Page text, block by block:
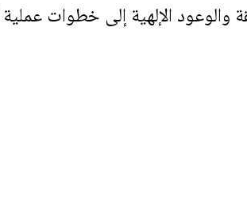
الإلهية إلى خطوات